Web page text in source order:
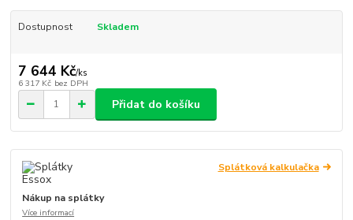
Dostupnost Skladem
7 644 Kč/ks
6 317 Kč bez DPH
Přidat do košíku
Splátková kalkulačka
Nákup na splátky
Více informací